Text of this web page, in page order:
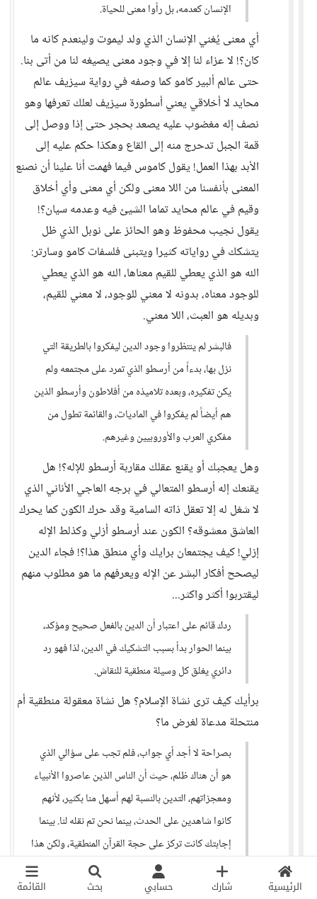
الرئيسية شارك حسابي بحث القائمة
الإنسان كعدمه، بل رأوا معنى للحياة.
أي معنى يُغني الإنسان الذي ولد ليموت ولينعدم كانه ما
كان؟! لا عزاء لنا إلا في وجود معنى يصيغه لنا من أتى بنا.
حتى عالم ألبير كامو كما وصفه في رواية سيزيف عالم
محايد لا أخلاقي يعني أسطورة سيزيف لعلك تعرفها وهو
نصف إله مغضوب عليه يصعد بحجر حتى إذا ووصل إلى
قمة الجبل تدحرج منه إلى القاع وهكذا حكم عليه إلى
الأبد بهذا العمل! يقول كاموس فيما فهمت أنا علينا أن نصنع
المعنى بأنفسنا من اللا معنى ولكن أي معنى وأي أخلاق
وقيم في عالم محايد تماما الشيئ فيه وعدمه سيان؟!
يقول نجيب محفوظ وهو الحائز على نوبل الذي ظل
يتشكك في رواياته كثيرا ويتبنى فلسفات كامو وسارتر:
الله هو الذي يعطي للقيم معناها، الله هو الذي يعطي
للوجود معناه، بدونه لا معني للوجود، لا معني للقيم،
وبديله هو العبث، اللا معني.
فالبشر لم ينتظروا وجود الدين ليفكروا بالطريقة التي
نزل بها، بدءاً من أرسطو الذي تمرد على مجتمعه ولم
يكن تفكيره، وبعده تلاميذه من أفلاطون وأرسطو الذين
هم أيضاً لم يفكروا في الماديات، والقائمة تطول من
مفكري العرب والأوروبيين وغيرهم.
وهل يعجبك أو يقنع عقلك مقاربة أرسطو للإله؟! هل
يقنعك إله أرسطو المتعالي في برجه العاجي الأناني الذي
لا شغل له إلا تعقل ذاته السامية وقد حرك الكون كما يحرك
العاشق معشوقه؟ الكون عند أرسطو أزلي وكذلط الإله
إزلي! كيف يجتمعان برايك وأي منطق هذا؟! فجاء الدين
ليصحح أفكار البشر عن الإله ويعرفهم ما هو مطلوب منهم
ليقتربوا أكثر واكثر...
ردك قائم على اعتبار أن الدين بالفعل صحيح ومؤكد،
بينما الحوار بدأ بسبب التشكيك في الدين، لذا فهو رد
دائري يغلق كل وسيلة منطقية للنقاش.
برأيك كيف ترى نشاة الإسلام؟ هل نشاة معقولة منطقية أم
منتحلة مدعاة لغرض ما؟
بصراحة لا أجد أي جواب، فلم تجب على سؤالي الذي
هو أن هناك ظلم، حيث أن الناس الذين عاصروا الأنبياء
ومعجزاتهم، التدين بالنسبة لهم أسهل منا بكثير، لأنهم
كانوا شاهدين على الحدث، بينما نحن تم نقله لنا. بينما
إجابتك كانت تركز على حجة القرآن المنطقية، ولكن هذا
لا يزيل أن هناك نوعاً من الظلم، لأن الناس قديماً
عاصروا الاثنان: القرآن والحدث.